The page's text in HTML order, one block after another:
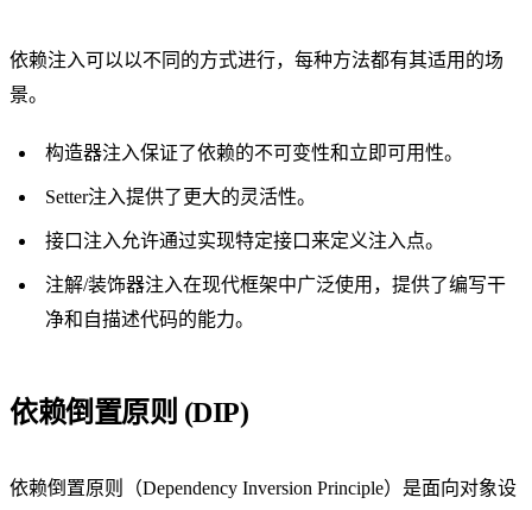
依赖注入可以以不同的方式进行，每种方法都有其适用的场
景。
构造器注入保证了依赖的不可变性和立即可用性。
Setter注入提供了更大的灵活性。
接口注入允许通过实现特定接口来定义注入点。
注解/装饰器注入在现代框架中广泛使用，提供了编写干
净和自描述代码的能力。
依赖倒置原则 (DIP)
依赖倒置原则（Dependency Inversion Principle）是面向对象设